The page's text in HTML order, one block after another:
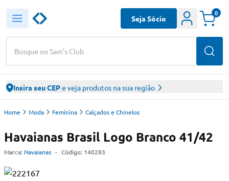
Busque no Sam's Club
Seja Sócio
0
Insira seu CEPe veja produtos na sua região
Home Moda Feminina Calçados e Chinelos
Havaianas Brasil Logo Branco 41/42
Marca: Havaianas - Código: 140283